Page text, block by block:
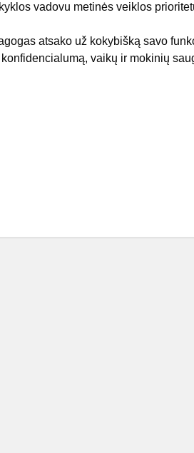
vadovu metinės veiklos
atsako už kokybišką savo
vaikų ir mokinių